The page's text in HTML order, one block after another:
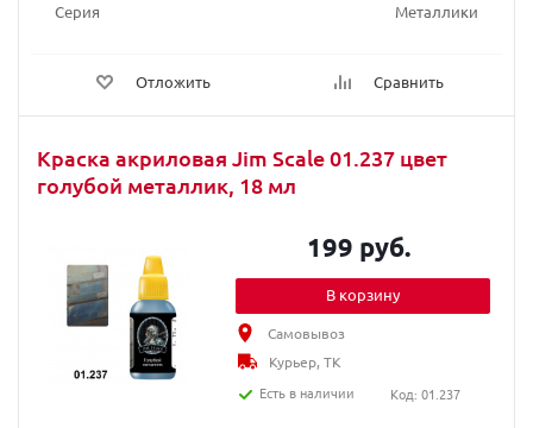
Серия
Металлики
Отложить Сравнить
Краска акриловая Jim Scale 01.237 цвет
голубой металлик, 18 мл
199 руб.
В корзину
Самовывоз
Курьер, ТК
Есть в наличии
Код: 01.237